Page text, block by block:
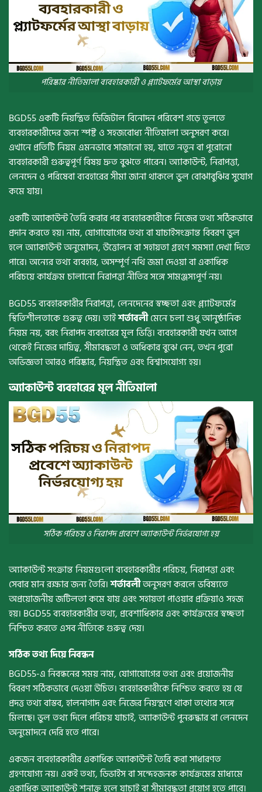
পরিষ্কার নীতিমালা ব্যবহারকারী ও প্ল্যাটফর্মের আস্থা বাড়ায়
BGD55 একটি নিয়ন্ত্রিত ডিজিটাল বিনোদন পরিবেশ গড়ে তুলতে
ব্যবহারকারীদের জন্য স্পষ্ট ও সহজবোধ্য নীতিমালা অনুসরণ করে।
এখানে প্রতিটি নিয়ম এমনভাবে সাজানো হয়, যাতে নতুন বা পুরোনো
ব্যবহারকারী গুরুত্বপূর্ণ বিষয় দ্রুত বুঝতে পারেন। অ্যাকাউন্ট, নিরাপত্তা,
লেনদেন ও পরিষেবা ব্যবহারের সীমা জানা থাকলে ভুল বোঝাবুঝির সুযোগ
কমে যায়।
একটি অ্যাকাউন্ট তৈরি করার পর ব্যবহারকারীকে নিজের তথ্য সঠিকভাবে
প্রদান করতে হয়। নাম, যোগাযোগের তথ্য বা যাচাইসংক্রান্ত বিবরণ ভুল
হলে অ্যাকাউন্ট অনুমোদন, উত্তোলন বা সহায়তা গ্রহণে সমস্যা দেখা দিতে
পারে। অন্যের তথ্য ব্যবহার, অসম্পূর্ণ নথি জমা দেওয়া বা একাধিক
পরিচয়ে কার্যক্রম চালানো নিরাপত্তা নীতির সঙ্গে সামঞ্জস্যপূর্ণ নয়।
BGD55 ব্যবহারকারীর নিরাপত্তা, লেনদেনের স্বচ্ছতা এবং প্ল্যাটফর্মের
স্থিতিশীলতাকে গুরুত্ব দেয়। তাইশর্তাবলীমেনে চলা শুধু আনুষ্ঠানিক
নিয়ম নয়, বরং নিরাপদ ব্যবহারের মূল ভিত্তি। ব্যবহারকারী যখন আগে
থেকেই নিজের দায়িত্ব, সীমাবদ্ধতা ও অধিকার বুঝে নেন, তখন পুরো
অভিজ্ঞতা আরও পরিষ্কার, নিয়ন্ত্রিত এবং বিশ্বাসযোগ্য হয়।
অ্যাকাউন্ট ব্যবহারের মূল নীতিমালা
সঠিক পরিচয় ও নিরাপদ প্রবেশে অ্যাকাউন্ট নির্ভরযোগ্য হয়
অ্যাকাউন্ট সংক্রান্ত নিয়মগুলো ব্যবহারকারীর পরিচয়, নিরাপত্তা এবং
সেবার মান রক্ষার জন্য তৈরি।শর্তাবলীঅনুসরণ করলে ভবিষ্যতে
অপ্রয়োজনীয় জটিলতা কমে যায় এবং সহায়তা পাওয়ার প্রক্রিয়াও সহজ
হয়। BGD55 ব্যবহারকারীর তথ্য, প্রবেশাধিকার এবং কার্যক্রমের স্বচ্ছতা
নিশ্চিত করতে এসব নীতিকে গুরুত্ব দেয়।
সঠিক তথ্য দিয়ে নিবন্ধন
BGD55-এ নিবন্ধনের সময় নাম, যোগাযোগের তথ্য এবং প্রয়োজনীয়
বিবরণ সঠিকভাবে দেওয়া উচিত। ব্যবহারকারীকে নিশ্চিত করতে হয় যে
প্রদত্ত তথ্য বাস্তব, হালনাগাদ এবং নিজের নিয়ন্ত্রণে থাকা তথ্যের সঙ্গে
মিলছে। ভুল তথ্য দিলে পরিচয় যাচাই, অ্যাকাউন্ট পুনরুদ্ধার বা লেনদেন
অনুমোদনে দেরি হতে পারে।
একজন ব্যবহারকারীর একাধিক অ্যাকাউন্ট তৈরি করা সাধারণত
গ্রহণযোগ্য নয়। একই তথ্য, ডিভাইস বা সন্দেহজনক কার্যক্রমের মাধ্যমে
একাধিক অ্যাকাউন্ট শনাক্ত হলে যাচাই বা সীমাবদ্ধতা প্রয়োগ হতে পারে।